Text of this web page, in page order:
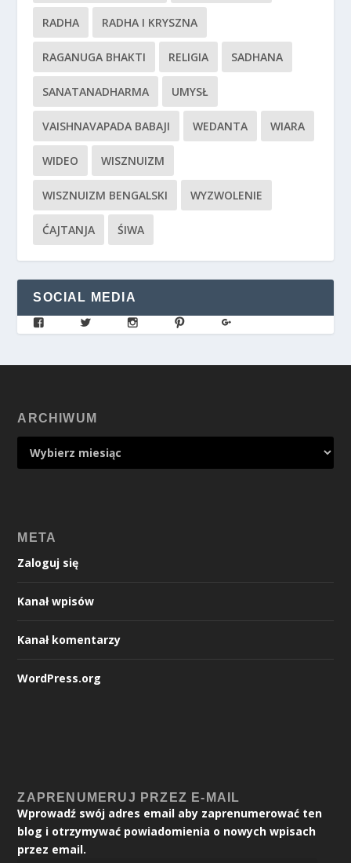
RADHA RADHA I KRYSZNA
RAGANUGA BHAKTI RELIGIA SADHANA
SANATANADHARMA UMYSŁ
VAISHNAVAPADA BABAJI WEDANTA WIARA
WIDEO WISZNUIZM
WISZNUIZM BENGALSKI WYZWOLENIE
ĆAJTANJA ŚIWA
SOCIAL MEDIA
ARCHIWUM
META
Zaloguj się
Kanał wpisów
Kanał komentarzy
WordPress.org
ZAPRENUMERUJ PRZEZ E-MAIL
Wprowadź swój adres email aby zaprenumerować ten
blog i otrzymywać powiadomienia o nowych wpisach
przez email.